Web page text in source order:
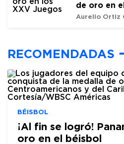
de oro en
Aurelio Ortiz
RECOMENDADAS
BÉISBOL
¡Al fin se logró!
oro en el béisbol